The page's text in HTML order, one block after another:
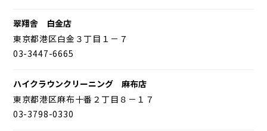
翠翔舎 白金店
東京都港区白金３丁目１－７
03-3447-6665
ハイクラウンクリーニング 麻布店
東京都港区麻布十番２丁目８－１７
03-3798-0330